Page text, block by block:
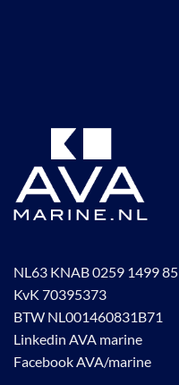
NL63 KNAB 0259 1499 85
KvK 70395373
BTW NL001460831B71
Linkedin AVA marine
Facebook AVA/marine